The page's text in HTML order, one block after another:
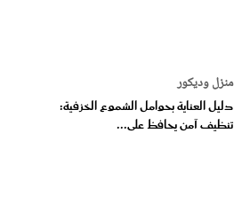
منزل وديكور
دليل العناية بحوامل الشموع الخزفية:
تنظيف آمن يحافظ على...